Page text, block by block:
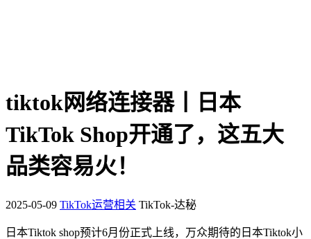
tiktok网络连接器丨日本
TikTok Shop开通了，这五大
品类容易火！
2025-05-09 TikTok运营相关 TikTok-达秘
日本Tiktok shop预计6月份正式上线，万众期待的日本Tiktok小